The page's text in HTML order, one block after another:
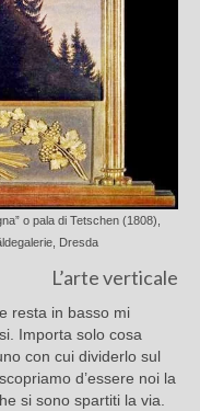
o pala di Tetschen (1808),
Dresda
L’arte verticale
resta in basso mi
Importa solo cosa
con cui dividerlo sul
d’essere noi la
si sono spartiti la via.